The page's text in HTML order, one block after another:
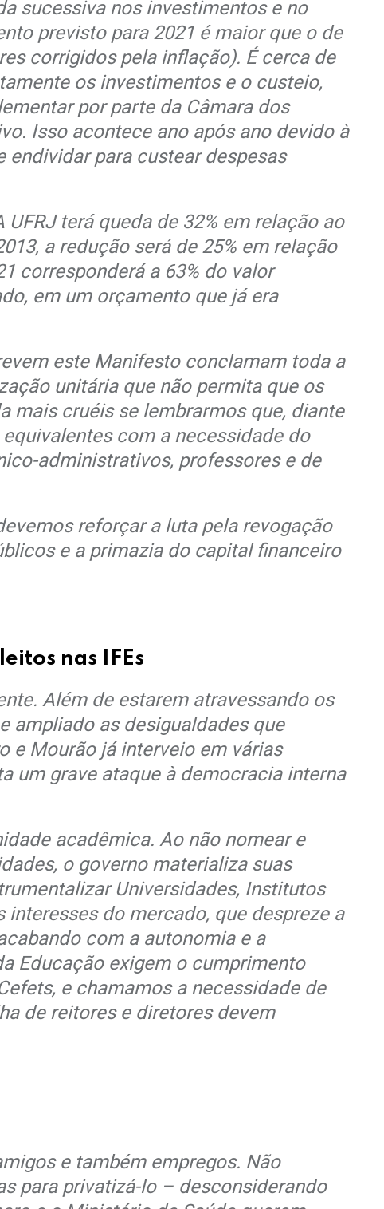
sucessiva nos investimentos e no
previsto para 2021 é maior que o de
corrigidos pela inflação). É cerca de
os investimentos e o custeio,
por parte da Câmara dos
Isso acontece ano após ano devido à
endividar para custear despesas
terá queda de 32% em relação ao
a redução será de 25% em relação
corresponderá a 63% do valor
em um orçamento que já era
este Manifesto conclamam toda a
unitária que não permita que os
mais cruéis se lembrarmos que, diante
com a necessidade do
administrativos, professores e de
reforçar a luta pela revogação
e a primazia do capital financeiro
nas IFEs
Além de estarem atravessando os
ampliado as desigualdades que
e Mourão já interveio em várias
um grave ataque à democracia interna
acadêmica. Ao não nomear e
o governo materializa suas
Universidades, Institutos
do mercado, que despreze a
com a autonomia e a
Educação exigem o cumprimento
e chamamos a necessidade de
de reitores e diretores devem
e também empregos. Não
para privatizá-lo – desconsiderando